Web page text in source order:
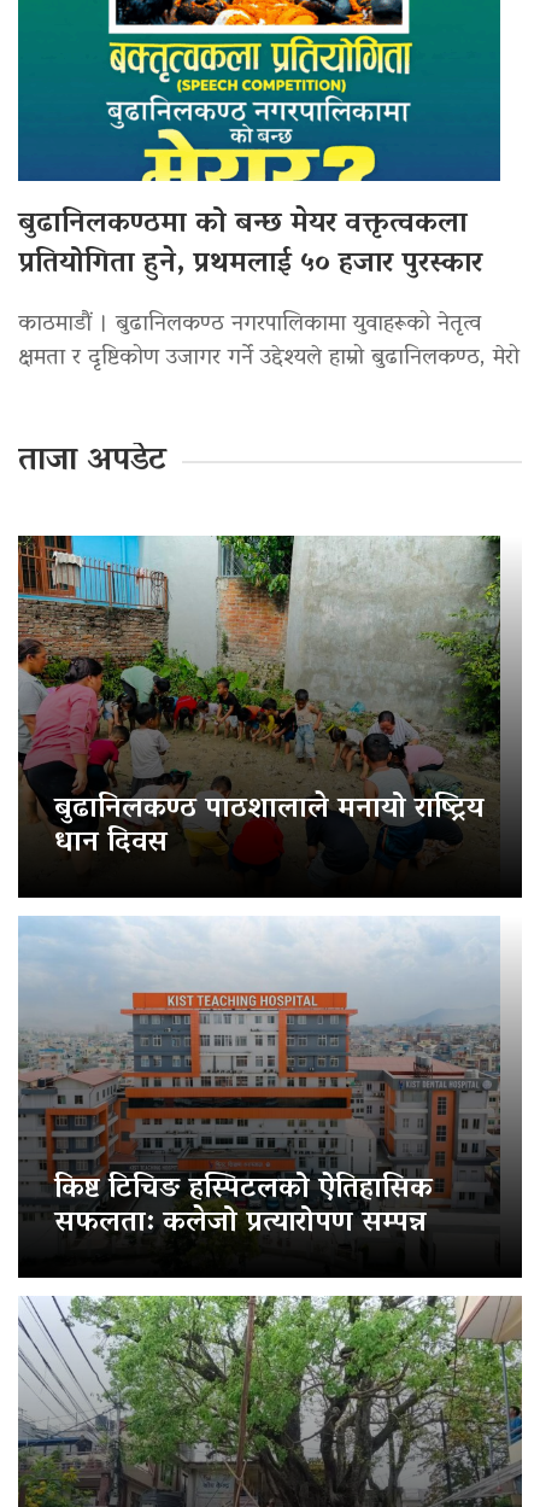
बुढानिलकण्ठमा को बन्छ मेयर वक्तृत्वकला
प्रतियोगिता हुने, प्रथमलाई ५० हजार पुरस्कार
काठमाडौं । बुढानिलकण्ठ नगरपालिकामा युवाहरूको नेतृत्व
क्षमता र दृष्टिकोण उजागर गर्ने उद्देश्यले हाम्रो बुढानिलकण्ठ, मेरो
ताजा अपडेट
बुढानिलकण्ठ पाठशालाले मनायो राष्ट्रिय
धान दिवस
किष्ट टिचिङ हस्पिटलको ऐतिहासिक
सफलता: कलेजो प्रत्यारोपण सम्पन्न